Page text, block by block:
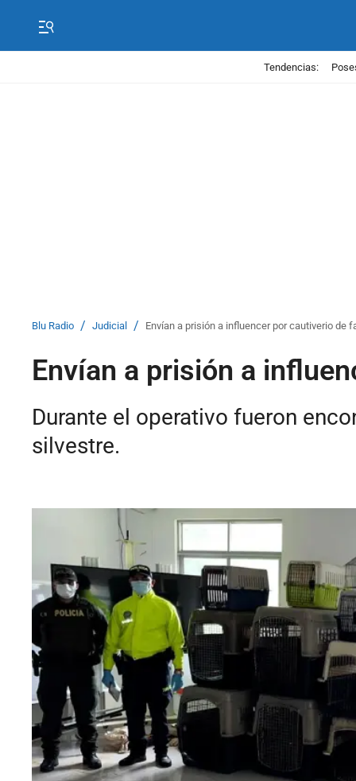
Tendencias:
Blu Radio / Judicial / Envían a prisión a influencer por cautiverio de
Envían a prisión a
Durante el operativo fueron
silvestre.